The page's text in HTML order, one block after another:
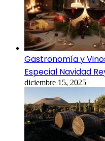
Gastronomía y
Especial Navidad
diciembre 15, 2025